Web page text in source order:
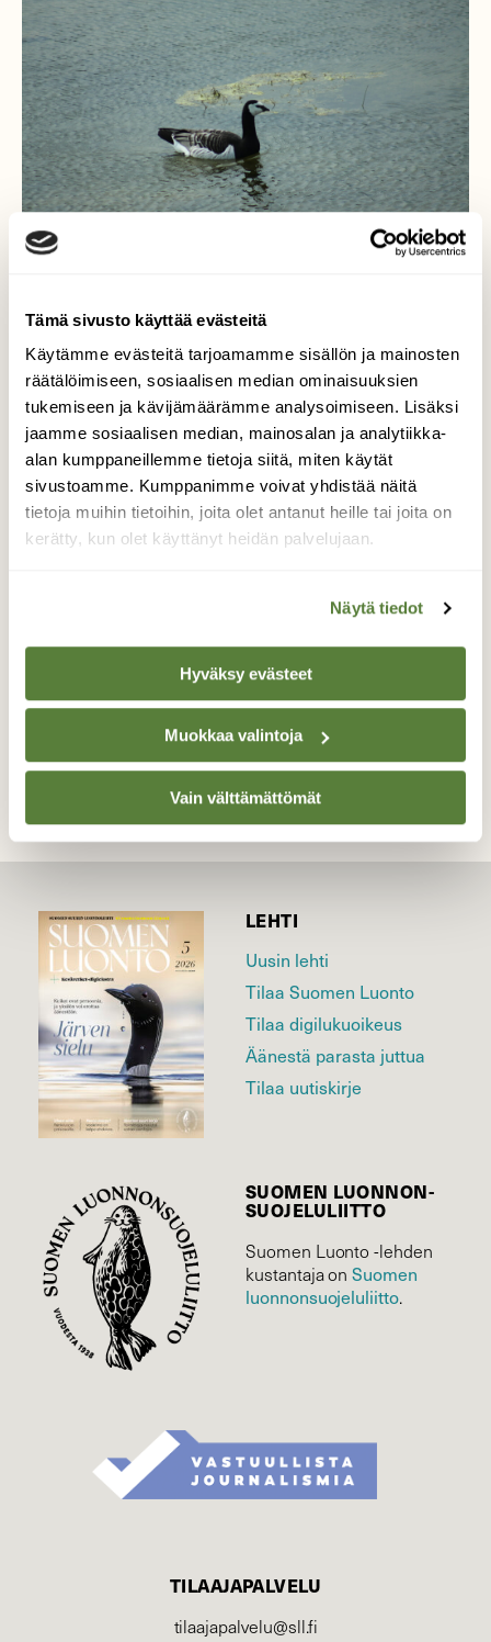
Tämä sivusto käyttää evästeitä
Käytämme evästeitä tarjoamamme sisällön ja mainosten
räätälöimiseen, sosiaalisen median ominaisuuksien
tukemiseen ja kävijämäärämme analysoimiseen. Lisäksi
jaamme sosiaalisen median, mainosalan ja analytiikka-
alan kumppaneillemme tietoja siitä, miten käytät
sivustoamme. Kumppanimme voivat yhdistää näitä
tietoja muihin tietoihin, joita olet antanut heille tai joita on
kerätty, kun olet käyttänyt heidän palvelujaan.
Näytä tiedot
Hyväksy evästeet
Muokkaa valintoja
Vain välttämättömät
Hanhivierailua
Kevätmuuton aikana Torniossa ja
Haaparannalla ei näy valkoposkihanhia pilvin
pimein , vaan ne ilmaantuvat vasta
syysmuuton aikana, silloin niitä on
satakunta. Kuvan toinen hanhi oli hiukan
kuvasta sivummalla.
Valokuvaaja: Pirkko Siukonen, Tornio-Haaparanta
TAKAISIN LISTAAN
LEHTI
Uusin lehti
Tilaa Suomen Luonto
Tilaa digilukuoikeus
Äänestä parasta juttua
Tilaa uutiskirje
SUOMEN LUONNON­
SUOJELU­LIITTO
Suomen Luonto -lehden
kustantaja onSuomen
luonnonsuojelu­liitto.
TILAAJAPALVELU
tilaajapalvelu@sll.fi